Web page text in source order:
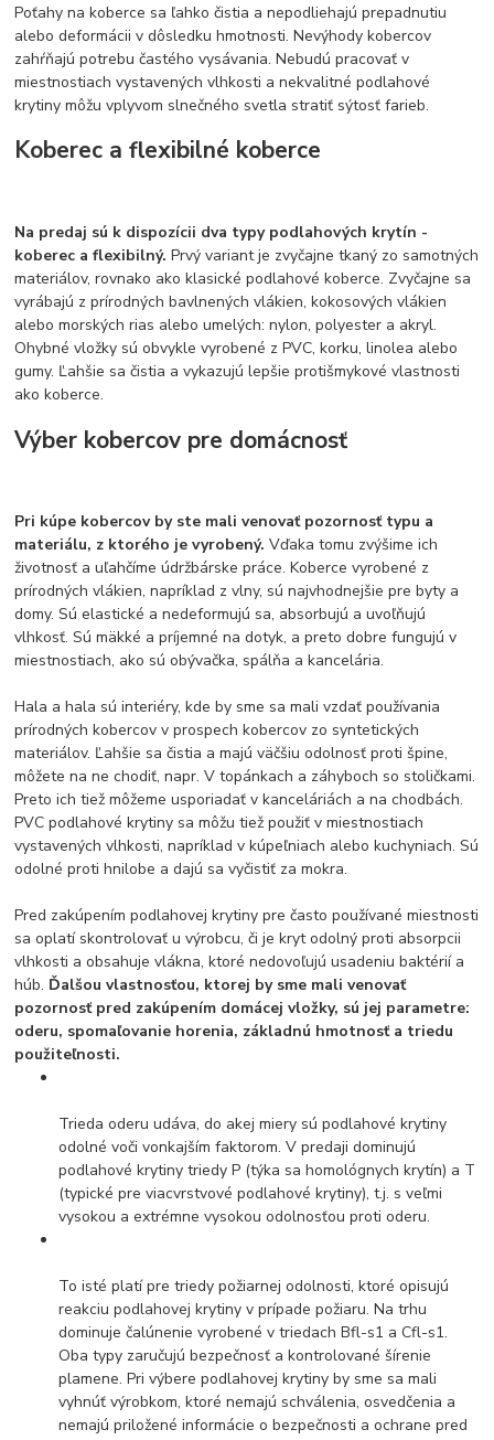
Poťahy na koberce sa ľahko čistia a nepodliehajú prepadnutiu
alebo deformácii v dôsledku hmotnosti. Nevýhody kobercov
zahŕňajú potrebu častého vysávania. Nebudú pracovať v
miestnostiach vystavených vlhkosti a nekvalitné podlahové
krytiny môžu vplyvom slnečného svetla stratiť sýtosť farieb.
Koberec a flexibilné koberce
Na predaj sú k dispozícii dva typy podlahových krytín -
koberec a flexibilný.Prvý variant je zvyčajne tkaný zo samotných
materiálov, rovnako ako klasické podlahové koberce. Zvyčajne sa
vyrábajú z prírodných bavlnených vlákien, kokosových vlákien
alebo morských rias alebo umelých: nylon, polyester a akryl.
Ohybné vložky sú obvykle vyrobené z PVC, korku, linolea alebo
gumy. Ľahšie sa čistia a vykazujú lepšie protišmykové vlastnosti
ako koberce.
Výber kobercov pre domácnosť
Pri kúpe kobercov by ste mali venovať pozornosť typu a
materiálu, z ktorého je vyrobený.Vďaka tomu zvýšime ich
životnosť a uľahčíme údržbárske práce. Koberce vyrobené z
prírodných vlákien, napríklad z vlny, sú najvhodnejšie pre byty a
domy. Sú elastické a nedeformujú sa, absorbujú a uvoľňujú
vlhkosť. Sú mäkké a príjemné na dotyk, a preto dobre fungujú v
miestnostiach, ako sú obývačka, spálňa a kancelária.
Hala a hala sú interiéry, kde by sme sa mali vzdať používania
prírodných kobercov v prospech kobercov zo syntetických
materiálov. Ľahšie sa čistia a majú väčšiu odolnosť proti špine,
môžete na ne chodiť, napr. V topánkach a záhyboch so stoličkami.
Preto ich tiež môžeme usporiadať v kanceláriách a na chodbách.
PVC podlahové krytiny sa môžu tiež použiť v miestnostiach
vystavených vlhkosti, napríklad v kúpeľniach alebo kuchyniach. Sú
odolné proti hnilobe a dajú sa vyčistiť za mokra.
Pred zakúpením podlahovej krytiny pre často používané miestnosti
sa oplatí skontrolovať u výrobcu, či je kryt odolný proti absorpcii
vlhkosti a obsahuje vlákna, ktoré nedovoľujú usadeniu baktérií a
húb. Ďalšou vlastnosťou, ktorej by sme mali venovať
pozornosť pred zakúpením domácej vložky, sú jej parametre:
oderu, spomaľovanie horenia, základnú hmotnosť a triedu
použiteľnosti.
Trieda oderu udáva, do akej miery sú podlahové krytiny
odolné voči vonkajším faktorom. V predaji dominujú
podlahové krytiny triedy P (týka sa homológnych krytín) a T
(typické pre viacvrstvové podlahové krytiny), t.j. s veľmi
vysokou a extrémne vysokou odolnosťou proti oderu.
To isté platí pre triedy požiarnej odolnosti, ktoré opisujú
reakciu podlahovej krytiny v prípade požiaru. Na trhu
dominuje čalúnenie vyrobené v triedach Bfl-s1 a Cfl-s1.
Oba typy zaručujú bezpečnosť a kontrolované šírenie
plamene. Pri výbere podlahovej krytiny by sme sa mali
vyhnúť výrobkom, ktoré nemajú schválenia, osvedčenia a
nemajú priložené informácie o bezpečnosti a ochrane pred